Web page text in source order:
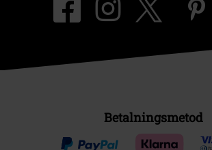
Betalningsmetod